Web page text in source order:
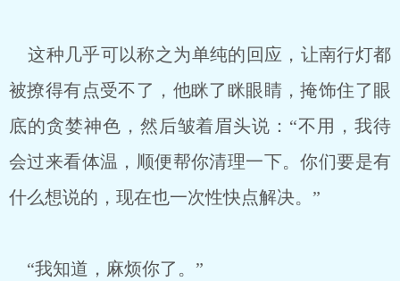
这种几乎可以称之为单纯的回应，让南行灯都
被撩得有点受不了，他眯了眯眼睛，掩饰住了眼
底的贪婪神色，然后皱着眉头说：“不用，我待
会过来看体温，顺便帮你清理一下。你们要是有
什么想说的，现在也一次性快点解决。”
“我知道，麻烦你了。”